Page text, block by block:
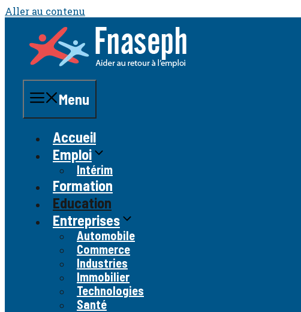
Aller au contenu
Menu
Accueil
Emploi
Intérim
Formation
Education
Entreprises
Automobile
Commerce
Industries
Immobilier
Technologies
Santé